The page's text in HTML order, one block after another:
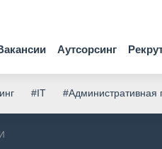
Аутсорсинг
#IT #Административная